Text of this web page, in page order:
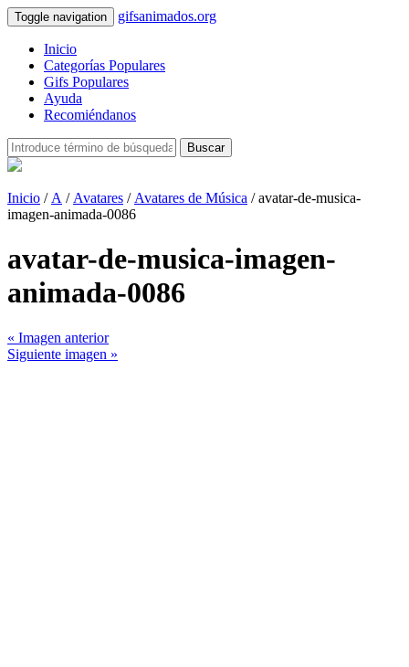
Toggle navigation gifsanimados.org
Inicio
Categorías Populares
Gifs Populares
Ayuda
Recomiéndanos
Buscar
Inicio / A / Avatares / Avatares de Música / avatar-de-musica-
imagen-animada-0086
avatar-de-musica-imagen-
animada-0086
« Imagen anterior
Siguiente imagen »